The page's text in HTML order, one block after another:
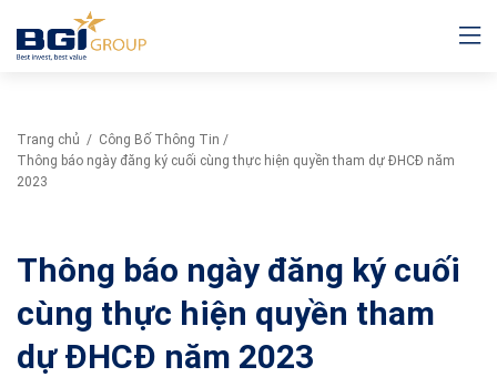
Trang chủ / Công Bố Thông Tin /
Thông báo ngày đăng ký cuối cùng thực hiện quyền tham dự ĐHCĐ năm
2023
Thông báo ngày đăng ký cuối
cùng thực hiện quyền tham
dự ĐHCĐ năm 2023